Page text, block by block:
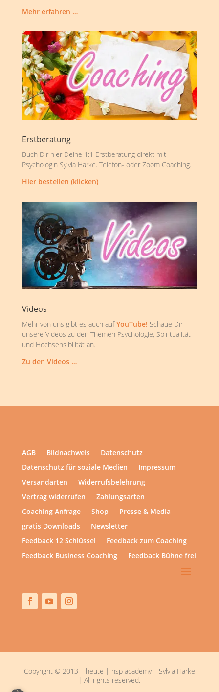
Mehr erfahren …
Erstberatung
Buch Dir hier Deine 1:1 Erstberatung direkt mit
Psychologin Sylvia Harke. Telefon- oder Zoom Coaching.
Hier bestellen (klicken)
Videos
Mehr von uns gibt es auch aufYouTube! Schaue Dir
unsere Videos zu den Themen Psychologie, Spiritualität
und Hochsensibilität an.
Zu den Videos …
AGB Bildnachweis
Datenschutz
Datenschutz für soziale Medien
Impressum
Versandarten
Widerrufsbelehrung
Vertrag widerrufen
Zahlungsarten
Coaching Anfrage
Shop
Presse & Media
gratis Downloads
Newsletter
Feedback 12 Schlüssel
Feedback zum Coaching
Feedback Business Coaching
Feedback Bühne frei
Copyright © 2013 – heute | hsp academy – Sylvia Harke
| All rights reserved.